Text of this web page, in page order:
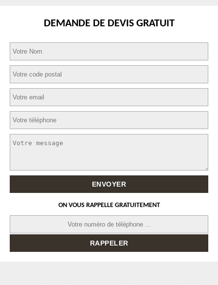
DEMANDE DE DEVIS GRATUIT
ON VOUS RAPPELLE GRATUITEMENT